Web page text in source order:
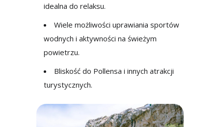
idealna do relaksu.
Wiele możliwości uprawiania sportów
wodnych i aktywności na świeżym
powietrzu.
Bliskość do Pollensa i innych atrakcji
turystycznych.